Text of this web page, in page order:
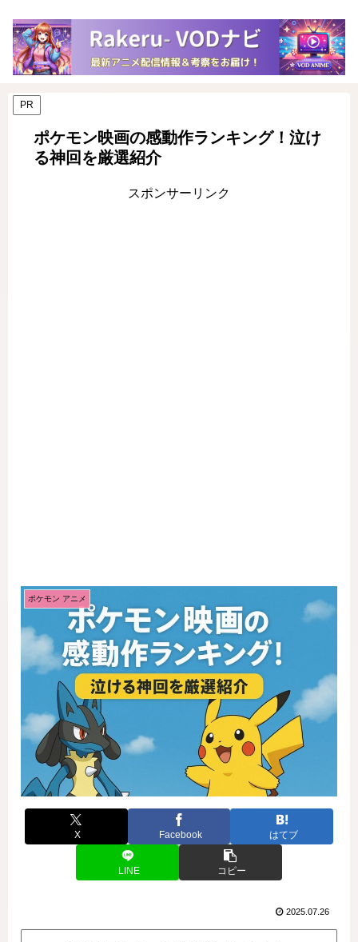
PR
ポケモン映画の感動作ランキング！泣け
る神回を厳選紹介
スポンサーリンク
ポケモン アニメ
X Facebook はてブ
LINE コピー
2025.07.26